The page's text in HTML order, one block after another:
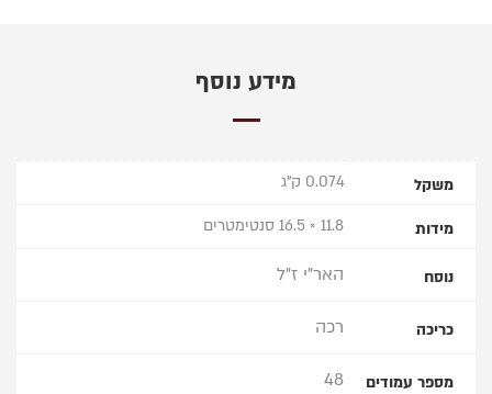
מידע נוסף
משקל 0.074 ק"ג
מידות 11.8 × 16.5 סנטימטרים
נוסח האר"י ז"ל
כריכה רכה
מספר עמודים 48